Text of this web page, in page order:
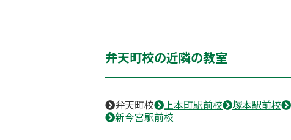
弁天町校の近隣の教室
弁天町校 上本町駅前校 塚本駅前校
新今宮駅前校